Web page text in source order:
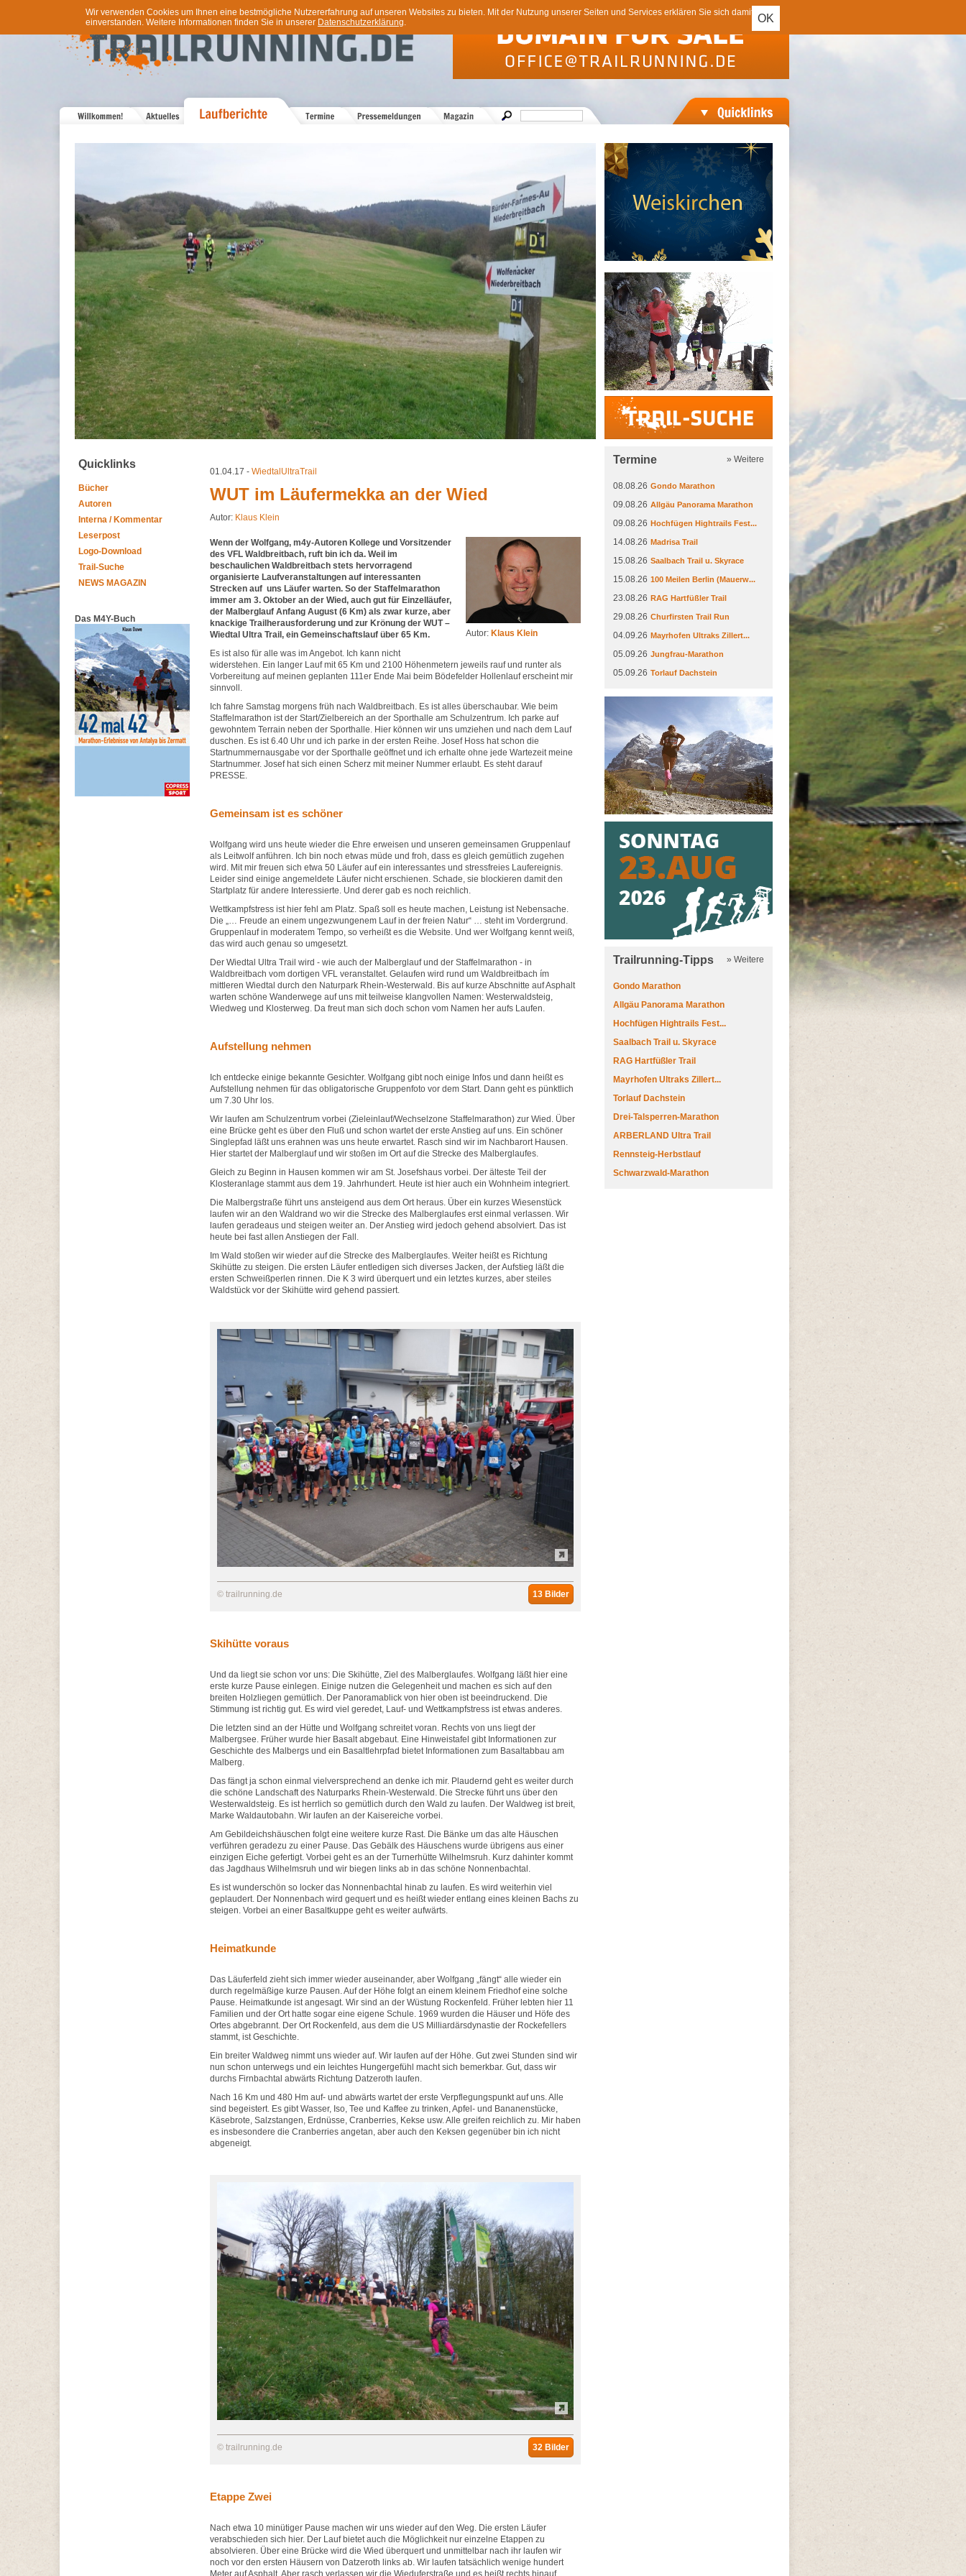
OK
Wir verwenden Cookies um Ihnen eine bestmögliche Nutzererfahrung auf unseren Websites zu bieten. Mit der Nutzung unserer Seiten und Services erklären Sie sich damit
einverstanden. Weitere Informationen finden Sie in unserer Datenschutzerklärung.
Quicklinks
Bücher
Autoren
Interna / Kommentar
Leserpost
Logo-Download
Trail-Suche
NEWS MAGAZIN
Das M4Y-Buch
01.04.17 - WiedtalUltraTrail
WUT im Läufermekka an der Wied
Autor: Klaus Klein
Autor: Klaus Klein
Wenn der Wolfgang, m4y-Autoren Kollege und Vorsitzender
des VFL Waldbreitbach, ruft bin ich da. Weil im
beschaulichen Waldbreitbach stets hervorragend
organisierte Laufveranstaltungen auf interessanten
Strecken auf uns Läufer warten. So der Staffelmarathon
immer am 3. Oktober an der Wied, auch gut für Einzelläufer,
der Malberglauf Anfang August (6 Km) als zwar kurze, aber
knackige Trailherausforderung und zur Krönung der WUT –
Wiedtal Ultra Trail, ein Gemeinschaftslauf über 65 Km.
Es ist also für alle was im Angebot. Ich kann nicht
widerstehen. Ein langer Lauf mit 65 Km und 2100 Höhenmetern jeweils rauf und runter als
Vorbereitung auf meinen geplanten 111er Ende Mai beim Bödefelder Hollenlauf erscheint mir
sinnvoll.
Ich fahre Samstag morgens früh nach Waldbreitbach. Es ist alles überschaubar. Wie beim
Staffelmarathon ist der Start/Zielbereich an der Sporthalle am Schulzentrum. Ich parke auf
gewohntem Terrain neben der Sporthalle. Hier können wir uns umziehen und nach dem Lauf
duschen. Es ist 6.40 Uhr und ich parke in der ersten Reihe. Josef Hoss hat schon die
Startnummernausgabe vor der Sporthalle geöffnet und ich erhalte ohne jede Wartezeit meine
Startnummer. Josef hat sich einen Scherz mit meiner Nummer erlaubt. Es steht darauf
PRESSE.
Gemeinsam ist es schöner
Wolfgang wird uns heute wieder die Ehre erweisen und unseren gemeinsamen Gruppenlauf
als Leitwolf anführen. Ich bin noch etwas müde und froh, dass es gleich gemütlich zugehen
wird. Mit mir freuen sich etwa 50 Läufer auf ein interessantes und stressfreies Laufereignis.
Leider sind einige angemeldete Läufer nicht erschienen. Schade, sie blockieren damit den
Startplatz für andere Interessierte. Und derer gab es noch reichlich.
Wettkampfstress ist hier fehl am Platz. Spaß soll es heute machen, Leistung ist Nebensache.
Die „… Freude an einem ungezwungenem Lauf in der freien Natur“ … steht im Vordergrund.
Gruppenlauf in moderatem Tempo, so verheißt es die Website. Und wer Wolfgang kennt weiß,
das wird auch genau so umgesetzt.
Der Wiedtal Ultra Trail wird - wie auch der Malberglauf und der Staffelmarathon - in
Waldbreitbach vom dortigen VFL veranstaltet. Gelaufen wird rund um Waldbreitbach ím
mittleren Wiedtal durch den Naturpark Rhein-Westerwald. Bis auf kurze Abschnitte auf Asphalt
warten schöne Wanderwege auf uns mit teilweise klangvollen Namen: Westerwaldsteig,
Wiedweg und Klosterweg. Da freut man sich doch schon vom Namen her aufs Laufen.
Aufstellung nehmen
Ich entdecke einige bekannte Gesichter. Wolfgang gibt noch einige Infos und dann heißt es
Aufstellung nehmen für das obligatorische Gruppenfoto vor dem Start. Dann geht es pünktlich
um 7.30 Uhr los.
Wir laufen am Schulzentrum vorbei (Zieleinlauf/Wechselzone Staffelmarathon) zur Wied. Über
eine Brücke geht es über den Fluß und schon wartet der erste Anstieg auf uns. Ein schöner
Singlepfad läßt uns erahnen was uns heute erwartet. Rasch sind wir im Nachbarort Hausen.
Hier startet der Malberglauf und wir stoßen im Ort auf die Strecke des Malberglaufes.
Gleich zu Beginn in Hausen kommen wir am St. Josefshaus vorbei. Der älteste Teil der
Klosteranlage stammt aus dem 19. Jahrhundert. Heute ist hier auch ein Wohnheim integriert.
Die Malbergstraße führt uns ansteigend aus dem Ort heraus. Über ein kurzes Wiesenstück
laufen wir an den Waldrand wo wir die Strecke des Malberglaufes erst einmal verlassen. Wir
laufen geradeaus und steigen weiter an. Der Anstieg wird jedoch gehend absolviert. Das ist
heute bei fast allen Anstiegen der Fall.
Im Wald stoßen wir wieder auf die Strecke des Malberglaufes. Weiter heißt es Richtung
Skihütte zu steigen. Die ersten Läufer entledigen sich diverses Jacken, der Aufstieg läßt die
ersten Schweißperlen rinnen. Die K 3 wird überquert und ein letztes kurzes, aber steiles
Waldstück vor der Skihütte wird gehend passiert.
© trailrunning.de 13 Bilder
Skihütte voraus
Und da liegt sie schon vor uns: Die Skihütte, Ziel des Malberglaufes. Wolfgang läßt hier eine
erste kurze Pause einlegen. Einige nutzen die Gelegenheit und machen es sich auf den
breiten Holzliegen gemütlich. Der Panoramablick von hier oben ist beeindruckend. Die
Stimmung ist richtig gut. Es wird viel geredet, Lauf- und Wettkampfstress ist etwas anderes.
Die letzten sind an der Hütte und Wolfgang schreitet voran. Rechts von uns liegt der
Malbergsee. Früher wurde hier Basalt abgebaut. Eine Hinweistafel gibt Informationen zur
Geschichte des Malbergs und ein Basaltlehrpfad bietet Informationen zum Basaltabbau am
Malberg.
Das fängt ja schon einmal vielversprechend an denke ich mir. Plaudernd geht es weiter durch
die schöne Landschaft des Naturparks Rhein-Westerwald. Die Strecke führt uns über den
Westerwaldsteig. Es ist herrlich so gemütlich durch den Wald zu laufen. Der Waldweg ist breit,
Marke Waldautobahn. Wir laufen an der Kaisereiche vorbei.
Am Gebildeichshäuschen folgt eine weitere kurze Rast. Die Bänke um das alte Häuschen
verführen geradezu zu einer Pause. Das Gebälk des Häuschens wurde übrigens aus einer
einzigen Eiche gefertigt. Vorbei geht es an der Turnerhütte Wilhelmsruh. Kurz dahinter kommt
das Jagdhaus Wilhelmsruh und wir biegen links ab in das schöne Nonnenbachtal.
Es ist wunderschön so locker das Nonnenbachtal hinab zu laufen. Es wird weiterhin viel
geplaudert. Der Nonnenbach wird gequert und es heißt wieder entlang eines kleinen Bachs zu
steigen. Vorbei an einer Basaltkuppe geht es weiter aufwärts.
Heimatkunde
Das Läuferfeld zieht sich immer wieder auseinander, aber Wolfgang „fängt“ alle wieder ein
durch regelmäßige kurze Pausen. Auf der Höhe folgt an einem kleinem Friedhof eine solche
Pause. Heimatkunde ist angesagt. Wir sind an der Wüstung Rockenfeld. Früher lebten hier 11
Familien und der Ort hatte sogar eine eigene Schule. 1969 wurden die Häuser und Höfe des
Ortes abgebrannt. Der Ort Rockenfeld, aus dem die US Milliardärsdynastie der Rockefellers
stammt, ist Geschichte.
Ein breiter Waldweg nimmt uns wieder auf. Wir laufen auf der Höhe. Gut zwei Stunden sind wir
nun schon unterwegs und ein leichtes Hungergefühl macht sich bemerkbar. Gut, dass wir
durchs Firnbachtal abwärts Richtung Datzeroth laufen.
Nach 16 Km und 480 Hm auf- und abwärts wartet der erste Verpflegungspunkt auf uns. Alle
sind begeistert. Es gibt Wasser, Iso, Tee und Kaffee zu trinken, Apfel- und Bananenstücke,
Käsebrote, Salzstangen, Erdnüsse, Cranberries, Kekse usw. Alle greifen reichlich zu. Mir haben
es insbesondere die Cranberries angetan, aber auch den Keksen gegenüber bin ich nicht
abgeneigt.
© trailrunning.de 32 Bilder
Etappe Zwei
Nach etwa 10 minütiger Pause machen wir uns wieder auf den Weg. Die ersten Läufer
verabschieden sich hier. Der Lauf bietet auch die Möglichkeit nur einzelne Etappen zu
absolvieren. Über eine Brücke wird die Wied überquert und unmittelbar nach ihr laufen wir
noch vor den ersten Häusern von Datzeroth links ab. Wir laufen tatsächlich wenige hundert
Meter auf Asphalt. Aber rasch verlassen wir die Wieduferstraße und es heißt rechts hinauf
Termine » Weitere
08.08.26 Gondo Marathon
09.08.26 Allgäu Panorama Marathon
09.08.26 Hochfügen Hightrails Fest...
14.08.26 Madrisa Trail
15.08.26 Saalbach Trail u. Skyrace
15.08.26 100 Meilen Berlin (Mauerw...
23.08.26 RAG Hartfüßler Trail
29.08.26 Churfirsten Trail Run
04.09.26 Mayrhofen Ultraks Zillert...
05.09.26 Jungfrau-Marathon
05.09.26 Torlauf Dachstein
Trailrunning-Tipps » Weitere
Gondo Marathon
Allgäu Panorama Marathon
Hochfügen Hightrails Fest...
Saalbach Trail u. Skyrace
RAG Hartfüßler Trail
Mayrhofen Ultraks Zillert...
Torlauf Dachstein
Drei-Talsperren-Marathon
ARBERLAND Ultra Trail
Rennsteig-Herbstlauf
Schwarzwald-Marathon